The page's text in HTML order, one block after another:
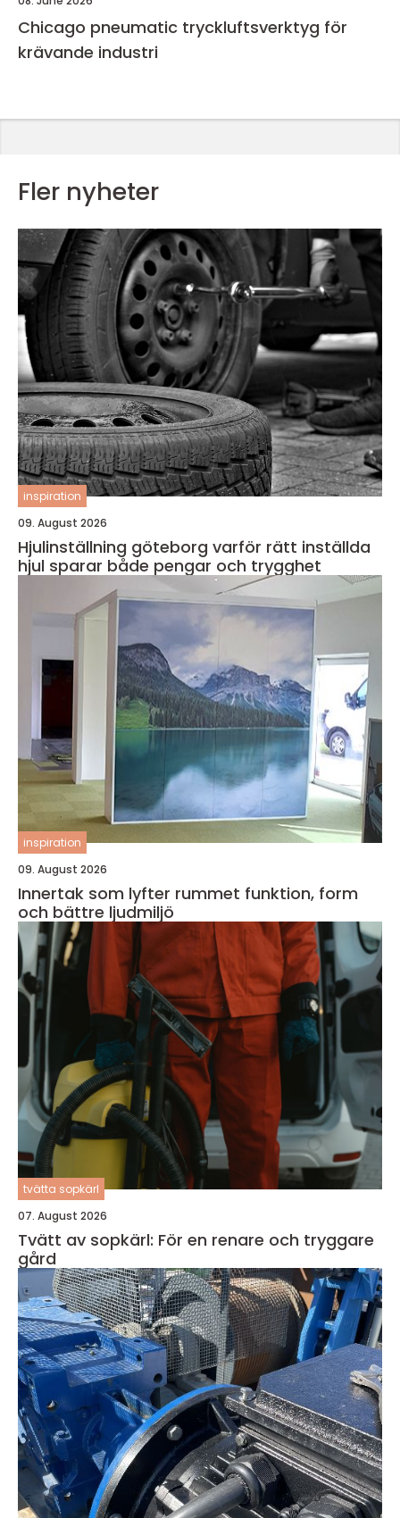
Chicago pneumatic tryckluftsverktyg för
krävande industri
Fler nyheter
inspiration
09. August 2026
Hjulinställning göteborg varför rätt inställda
hjul sparar både pengar och trygghet
inspiration
09. August 2026
Innertak som lyfter rummet funktion, form
och bättre ljudmiljö
tvätta sopkärl
07. August 2026
Tvätt av sopkärl: För en renare och tryggare
gård